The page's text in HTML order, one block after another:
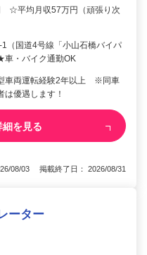
☆平均月収57万円（頑張り次
（国道4号線「小山石橋バイパ
車・バイク通勤OK
車両運転経験2年以上 ※同車
優遇します！
細を見る
08/03 掲載終了日： 2026/08/31
ーター